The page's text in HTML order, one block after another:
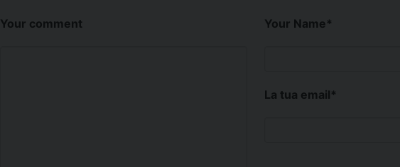
Your comment Your Name*
La tua email*